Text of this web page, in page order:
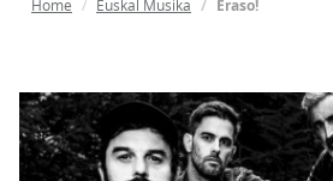
Home Euskal Musika Eraso!